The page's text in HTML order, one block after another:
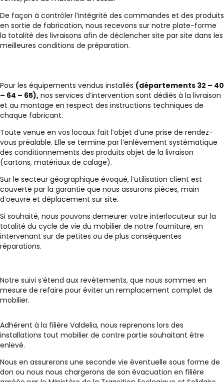
De façon à contrôler l’intégrité des commandes et des produits
en sortie de fabrication, nous recevons sur notre plate-forme
la totalité des livraisons afin de déclencher site par site dans les
meilleures conditions de préparation.
Pour les équipements vendus installés (départements 32 – 40
– 64 – 65), nos services d’intervention sont dédiés à la livraison
et au montage en respect des instructions techniques de
chaque fabricant.
Toute venue en vos locaux fait l’objet d’une prise de rendez-
vous préalable. Elle se termine par l’enlèvement systématique
des conditionnements des produits objet de la livraison
(cartons, matériaux de calage).
Sur le secteur géographique évoqué, l’utilisation client est
couverte par la garantie que nous assurons pièces, main
d’oeuvre et déplacement sur site.
Si souhaité, nous pouvons demeurer votre interlocuteur sur la
totalité du cycle de vie du mobilier de notre fourniture, en
intervenant sur de petites ou de plus conséquentes
réparations.
Notre suivi s’étend aux revêtements, que nous sommes en
mesure de refaire pour éviter un remplacement complet de
mobilier.
Adhérent à la filière Valdelia, nous reprenons lors des
installations tout mobilier de contre partie souhaitant être
enlevé.
Nous en assurerons une seconde vie éventuelle sous forme de
don ou nous nous chargerons de son évacuation en filière